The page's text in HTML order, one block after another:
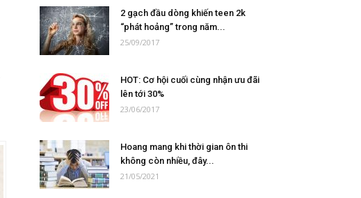
2 gạch đầu dòng khiến teen 2k
“phát hoảng” trong năm...
25/09/2017
HOT: Cơ hội cuối cùng nhận ưu đãi
lên tới 30%
23/06/2017
Hoang mang khi thời gian ôn thi
không còn nhiều, đây...
21/05/2021